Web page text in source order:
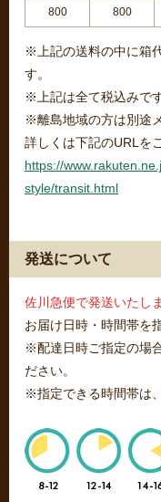
800 800
※上記の送料の中に箱
す。
※上記は全て税込みです
※離島地域の方は別途
詳しくは下記のURLを
https://
style/transit.html
発送について
佐川急便で発送いたし
お届け日時・時間帯を
※配達日時ご指定の場
ださい。
※指定できる時間帯は